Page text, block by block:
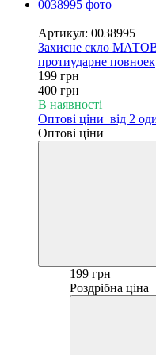
Артикул: 0038995
Захисне скло
протиударне
199 грн
400 грн
В наявності
Оптові ціни від 2
Оптові ціни
199 грн
Роздрібна ціна